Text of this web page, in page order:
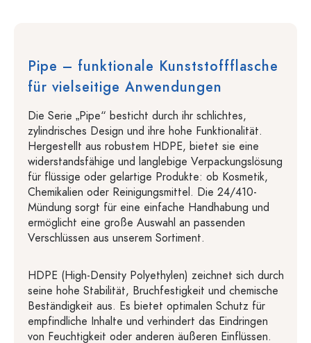
Pipe – funktionale Kunststoffflasche
für vielseitige Anwendungen
Die Serie „Pipe“ besticht durch ihr schlichtes,
zylindrisches Design und ihre hohe Funktionalität.
Hergestellt aus robustem HDPE, bietet sie eine
widerstandsfähige und langlebige Verpackungslösung
für flüssige oder gelartige Produkte: ob Kosmetik,
Chemikalien oder Reinigungsmittel. Die 24/410-
Mündung sorgt für eine einfache Handhabung und
ermöglicht eine große Auswahl an passenden
Verschlüssen aus unserem Sortiment.
HDPE (High-Density Polyethylen) zeichnet sich durch
seine hohe Stabilität, Bruchfestigkeit und chemische
Beständigkeit aus. Es bietet optimalen Schutz für
empfindliche Inhalte und verhindert das Eindringen
von Feuchtigkeit oder anderen äußeren Einflüssen.